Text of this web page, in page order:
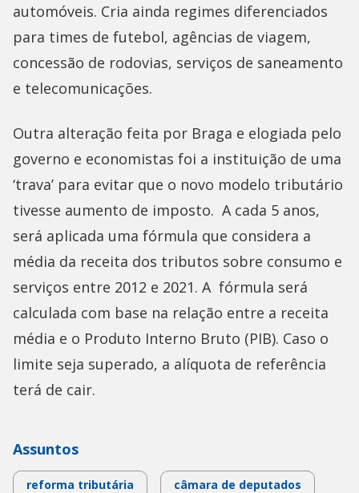
automóveis. Cria ainda regimes diferenciados
para times de futebol, agências de viagem,
concessão de rodovias, serviços de saneamento
e telecomunicações.
Outra alteração feita por Braga e elogiada pelo
governo e economistas foi a instituição de uma
‘trava’ para evitar que o novo modelo tributário
tivesse aumento de imposto. A cada 5 anos,
será aplicada uma fórmula que considera a
média da receita dos tributos sobre consumo e
serviços entre 2012 e 2021. A fórmula será
calculada com base na relação entre a receita
média e o Produto Interno Bruto (PIB). Caso o
limite seja superado, a alíquota de referência
terá de cair.
Assuntos
reforma tributária câmara de deputados